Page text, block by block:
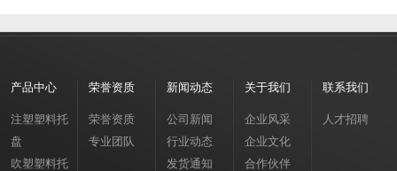
产品中心
注塑塑料托
盘
吹塑塑料托
荣誉资质
荣誉资质
专业团队
新闻动态
公司新闻
行业动态
发货通知
关于我们
企业风采
企业文化
合作伙伴
联系我们
人才招聘